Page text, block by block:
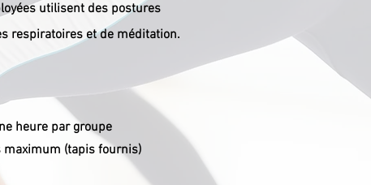
utilisent des postures
respiratoires et de méditation.
heure par groupe
maximum (tapis fournis)